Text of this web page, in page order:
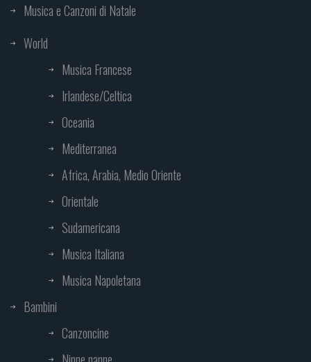
Musica e Canzoni di Natale
World
Musica Francese
Irlandese/Celtica
Oceania
Mediterranea
Africa, Arabia, Medio Oriente
Orientale
Sudamericana
Musica Italiana
Musica Napoletana
Bambini
Canzoncine